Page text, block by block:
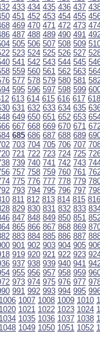
433 434 435 436 437
451 452 453 454 455
469 470 471 472 473
487 488 489 490 491
505 506 507 508 509
523 524 525 526 527
541 542 543 544 545
559 560 561 562 563
577 578 579 580 581
595 596 597 598 599
613 614 615 616 617 618
631 632 633 634 635
649 650 651 652 653
667 668 669 670 671
685 686 687 688 689
703 704 705 706 707
721 722 723 724 725
739 740 741 742 743
757 758 759 760 761
775 776 777 778 779
793 794 795 796 797
811 812 813 814 815 816
829 830 831 832 833
847 848 849 850 851
865 866 867 868 869
883 884 885 886 887
901 902 903 904 905
919 920 921 922 923
937 938 939 940 941
955 956 957 958 959
973 974 975 976 977
991 992 993 994 995
1006 1007 1008 1009 1010
1020 1021 1022 1023 1024
1034 1035 1036 1037 1038
1048 1049 1050 1051 1052